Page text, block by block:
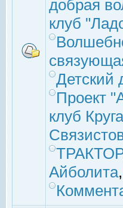
добрая
клуб
Проект
клуб Круга
ТРАКТОР
Айболита,